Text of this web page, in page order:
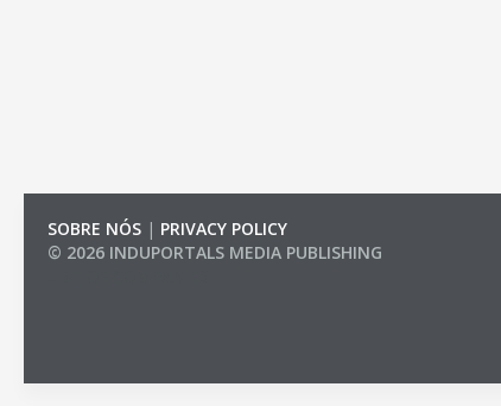
SOBRE NÓS | PRIVACY POLICY
© 2026 INDUPORTALS MEDIA PUBLISHING